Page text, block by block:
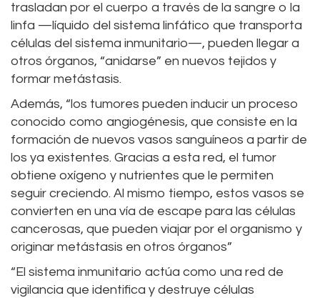
trasladan por el cuerpo a través de la sangre o la
linfa —líquido del sistema linfático que transporta
células del sistema inmunitario—, pueden llegar a
otros órganos, “anidarse” en nuevos tejidos y
formar metástasis.
Además, “los tumores pueden inducir un proceso
conocido como angiogénesis, que consiste en la
formación de nuevos vasos sanguíneos a partir de
los ya existentes. Gracias a esta red, el tumor
obtiene oxígeno y nutrientes que le permiten
seguir creciendo. Al mismo tiempo, estos vasos se
convierten en una vía de escape para las células
cancerosas, que pueden viajar por el organismo y
originar metástasis en otros órganos”
“El sistema inmunitario actúa como una red de
vigilancia que identifica y destruye células